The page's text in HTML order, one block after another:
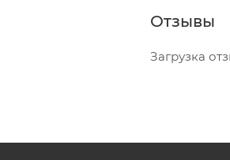
Отзывы
Загрузка